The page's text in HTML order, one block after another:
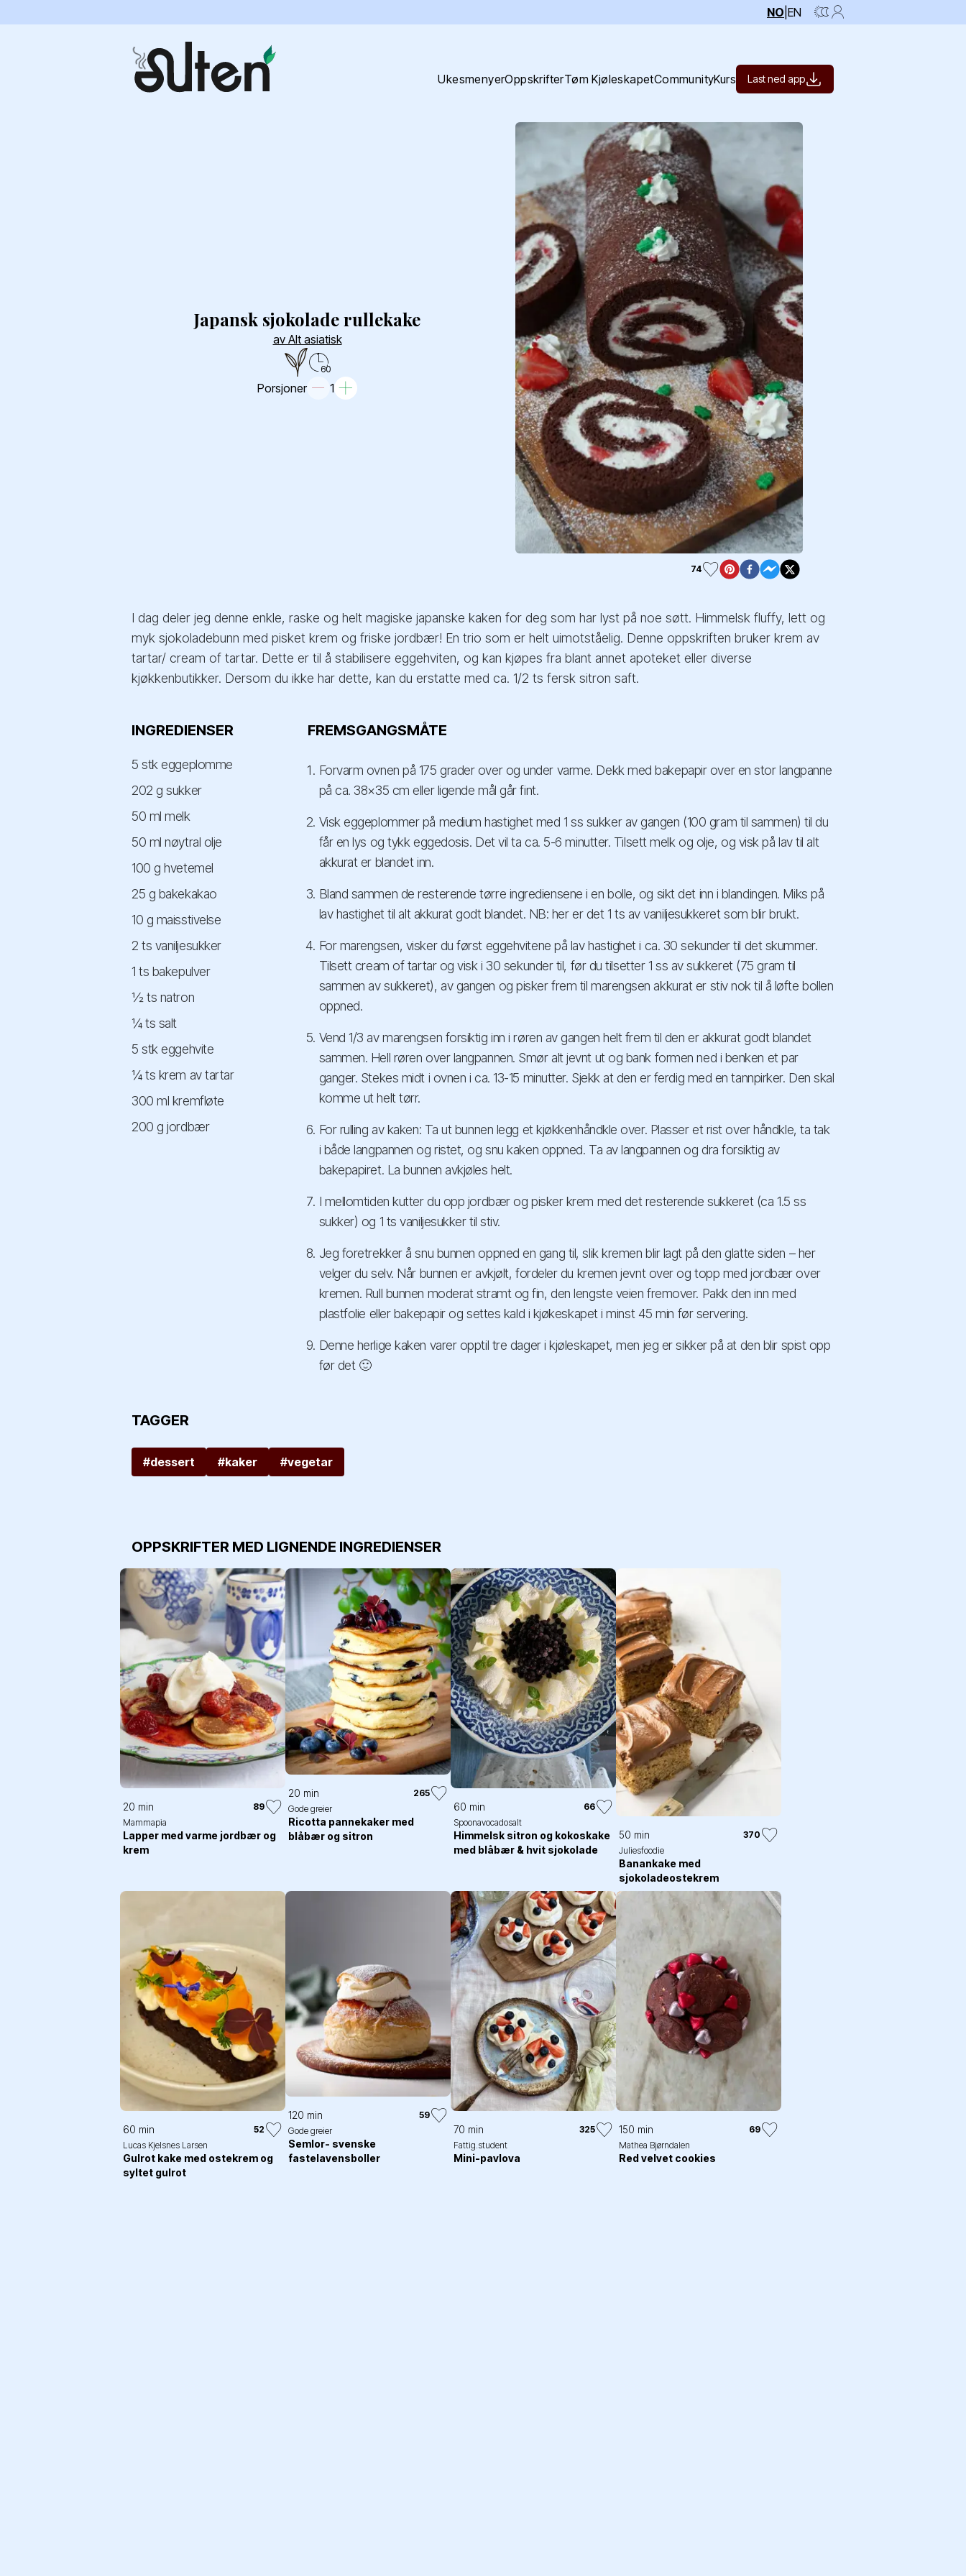
NO EN
UkesmenyerOppskrifterTøm KjøleskapetCommunityKurs Last ned app
Japansk sjokolade rullekake
av Alt asiatisk
60
Porsjoner 1
74
I dag deler jeg denne enkle, raske og helt magiske japanske kaken for deg som har lyst på noe søtt. Himmelsk fluffy, lett og
myk sjokoladebunn med pisket krem og friske jordbær! En trio som er helt uimotståelig. Denne oppskriften bruker krem av
tartar/ cream of tartar. Dette er til å stabilisere eggehviten, og kan kjøpes fra blant annet apoteket eller diverse
kjøkkenbutikker. Dersom du ikke har dette, kan du erstatte med ca. 1/2 ts fersk sitron saft.
INGREDIENSER
5 stk eggeplomme
202 g sukker
50 ml melk
50 ml nøytral olje
100 g hvetemel
25 g bakekakao
10 g maisstivelse
2 ts vaniljesukker
1 ts bakepulver
½ ts natron
¼ ts salt
5 stk eggehvite
¼ ts krem av tartar
300 ml kremfløte
200 g jordbær
FREMSGANGSMÅTE
Forvarm ovnen på 175 grader over og under varme. Dekk med bakepapir over en stor langpanne
på ca. 38×35 cm eller ligende mål går fint.
Visk eggeplommer på medium hastighet med 1 ss sukker av gangen (100 gram til sammen) til du
får en lys og tykk eggedosis. Det vil ta ca. 5-6 minutter. Tilsett melk og olje, og visk på lav til alt
akkurat er blandet inn.
Bland sammen de resterende tørre ingrediensene i en bolle, og sikt det inn i blandingen. Miks på
lav hastighet til alt akkurat godt blandet. NB: her er det 1 ts av vaniljesukkeret som blir brukt.
For marengsen, visker du først eggehvitene på lav hastighet i ca. 30 sekunder til det skummer.
Tilsett cream of tartar og visk i 30 sekunder til, før du tilsetter 1 ss av sukkeret (75 gram til
sammen av sukkeret), av gangen og pisker frem til marengsen akkurat er stiv nok til å løfte bollen
oppned.
Vend 1/3 av marengsen forsiktig inn i røren av gangen helt frem til den er akkurat godt blandet
sammen. Hell røren over langpannen. Smør alt jevnt ut og bank formen ned i benken et par
ganger. Stekes midt i ovnen i ca. 13-15 minutter. Sjekk at den er ferdig med en tannpirker. Den skal
komme ut helt tørr.
For rulling av kaken: Ta ut bunnen legg et kjøkkenhåndkle over. Plasser et rist over håndkle, ta tak
i både langpannen og ristet, og snu kaken oppned. Ta av langpannen og dra forsiktig av
bakepapiret. La bunnen avkjøles helt.
I mellomtiden kutter du opp jordbær og pisker krem med det resterende sukkeret (ca 1.5 ss
sukker) og 1 ts vaniljesukker til stiv.
Jeg foretrekker å snu bunnen oppned en gang til, slik kremen blir lagt på den glatte siden – her
velger du selv. Når bunnen er avkjølt, fordeler du kremen jevnt over og topp med jordbær over
kremen. Rull bunnen moderat stramt og fin, den lengste veien fremover. Pakk den inn med
plastfolie eller bakepapir og settes kald i kjøkeskapet i minst 45 min før servering.
Denne herlige kaken varer opptil tre dager i kjøleskapet, men jeg er sikker på at den blir spist opp
før det 🙂
TAGGER
#dessert #kaker #vegetar
OPPSKRIFTER MED LIGNENDE INGREDIENSER
20 min
89
Mammapia
Lapper med varme jordbær og
krem
20 min
265
Gode greier
Ricotta pannekaker med
blåbær og sitron
60 min
66
Spoonavocadosalt
Himmelsk sitron og kokoskake
med blåbær & hvit sjokolade
50 min
370
Juliesfoodie
Banankake med
sjokoladeostekrem
60 min
52
Lucas Kjelsnes Larsen
Gulrot kake med ostekrem og
syltet gulrot
120 min
59
Gode greier
Semlor- svenske
fastelavensboller
70 min
325
Fattig.student
Mini-pavlova
150 min
69
Mathea Bjørndalen
Red velvet cookies